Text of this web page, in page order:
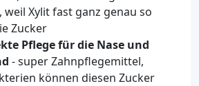
weil Xylit fast ganz genau so
Zucker
Pflege für die Nase und
- super Zahnpflegemittel,
können diesen Zucker